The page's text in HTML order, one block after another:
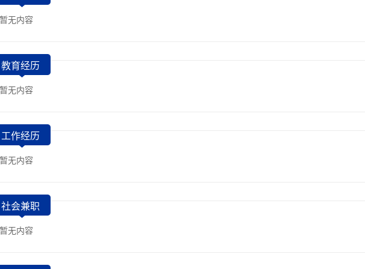
暂无内容
教育经历
暂无内容
工作经历
暂无内容
社会兼职
暂无内容